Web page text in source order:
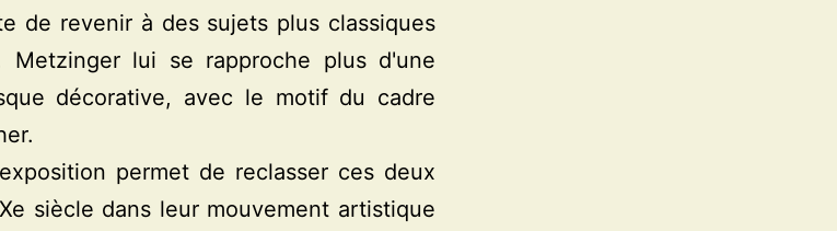
de revenir à des sujets plus classiques
Metzinger lui se rapproche plus d'une
décorative, avec le motif du cadre
permet de reclasser ces deux
siècle dans leur mouvement artistique